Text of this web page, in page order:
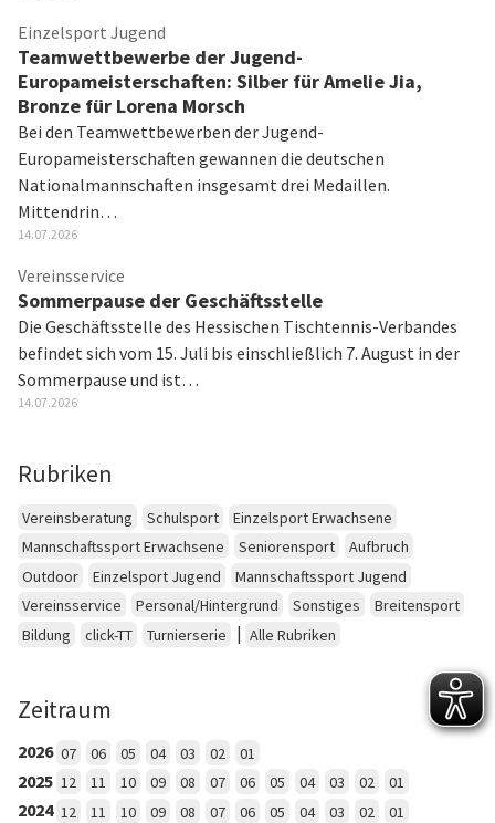
Einzelsport Jugend
Teamwettbewerbe der Jugend-
Europameisterschaften: Silber für Amelie Jia,
Bronze für Lorena Morsch
Bei den Teamwettbewerben der Jugend-
Europameisterschaften gewannen die deutschen
Nationalmannschaften insgesamt drei Medaillen.
Mittendrin…
14.07.2026
Vereinsservice
Sommerpause der Geschäftsstelle
Die Geschäftsstelle des Hessischen Tischtennis-Verbandes
befindet sich vom 15. Juli bis einschließlich 7. August in der
Sommerpause und ist…
14.07.2026
Rubriken
Vereinsberatung Schulsport
Einzelsport Erwachsene
Mannschaftssport Erwachsene
Seniorensport
Aufbruch
Outdoor
Einzelsport Jugend
Mannschaftssport Jugend
Vereinsservice
Personal/Hintergrund Sonstiges
Breitensport
Bildung
click-TT Turnierserie | Alle Rubriken
Zeitraum
2026 07 06 05 04 03 02 01
2025 12 11 10 09 08 07 06 05 04 03 02 01
2024 12 11 10 09 08 07 06 05 04 03 02 01